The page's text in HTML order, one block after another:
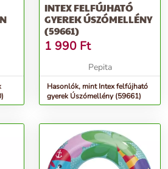
INTEX FELFÚJHATÓ
GYEREK ÚSZÓMELLÉNY
(59661)
1 990 Ft
Pepita
Hasonlók, mint Intex felfújható
gyerek Úszómellény (59661)